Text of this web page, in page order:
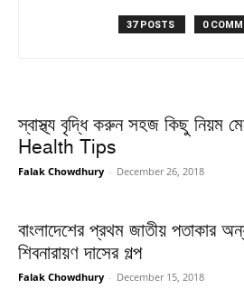
37 POSTS 0
স্বাস্থ্য বৃদ্ধি করুন সহজ কিছু নিয়ম
Health Tips
Falak Chowdhury - December 26, 2018
বাংলাদেশের প্রথম জাতীয় পতাকার
শিবনারায়ণ দাসের গল্প
Falak Chowdhury - December 15, 2018